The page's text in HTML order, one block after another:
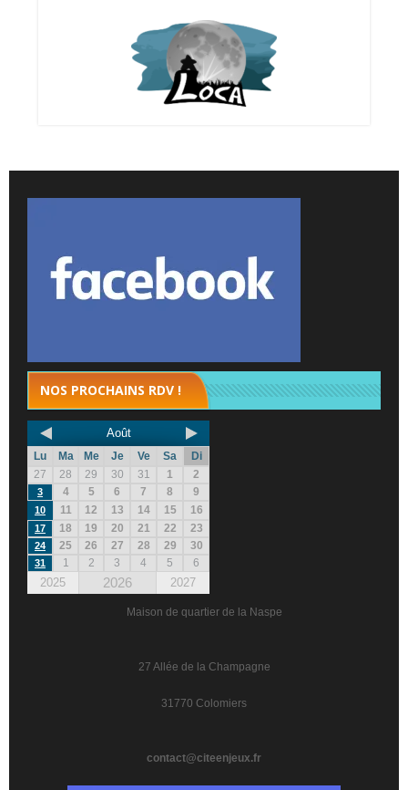
NOS PROCHAINS RDV !
Août
Lu Ma Me Je Ve Sa
Di
27
28 29 30 31 1 2
3 4 5 6 7 8 9
10 11 12 13 14 15 16
17 18 19 20 21 22 23
24 25 26 27 28 29 30
31 1 2 3 4 5 6
2025 2026 2027
Maison de quartier de la Naspe
27 Allée de la Champagne
31770 Colomiers
contact@citeenjeux.fr